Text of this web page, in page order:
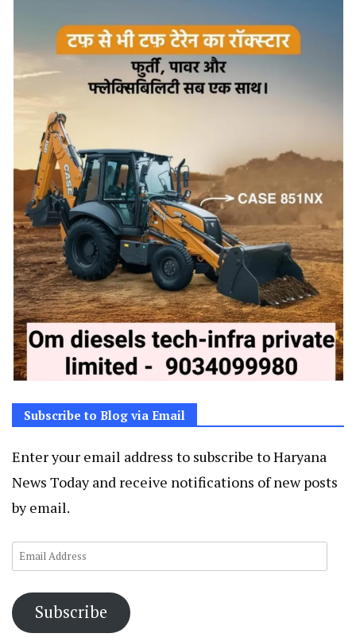
Subscribe to Blog via Email
Enter your email address to subscribe to Haryana
News Today and receive notifications of new posts
by email.
Email
Subscribe